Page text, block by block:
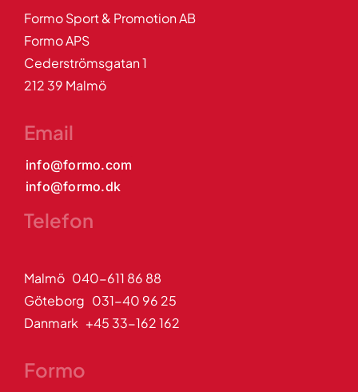
Formo Sport & Promotion AB
Formo APS
Cederströmsgatan 1
212 39 Malmö
Email
info@formo.com
info@formo.dk
Telefon
Malmö 040-611 86 88
Göteborg 031-40 96 25
Danmark +45 33-162 162
Formo